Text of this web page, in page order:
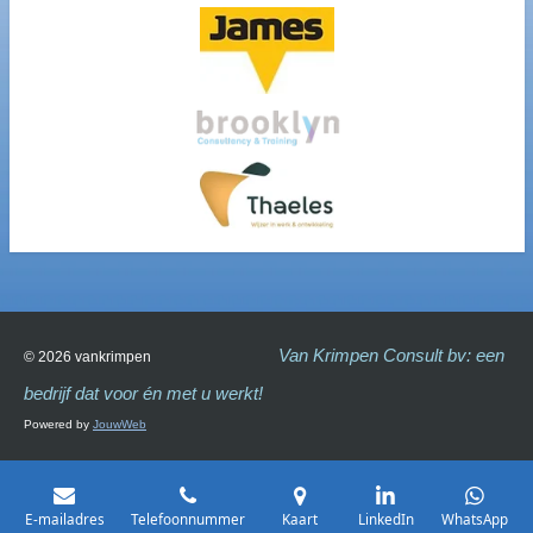
© 2026 vankrimpen
Van Krimpen Consult bv: een
bedrijf dat voor én met u werkt!
Powered by JouwWeb
E-mailadres Telefoonnummer Kaart LinkedIn WhatsApp